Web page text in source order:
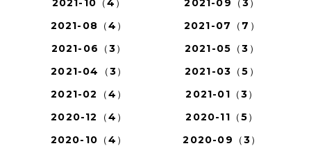
2021-08（4）
2021-07（7）
2021-06（3）
2021-05（3）
2021-04（3）
2021-03（5）
2021-02（4）
2021-01（3）
2020-12（4）
2020-11（5）
2020-10（4）
2020-09（3）